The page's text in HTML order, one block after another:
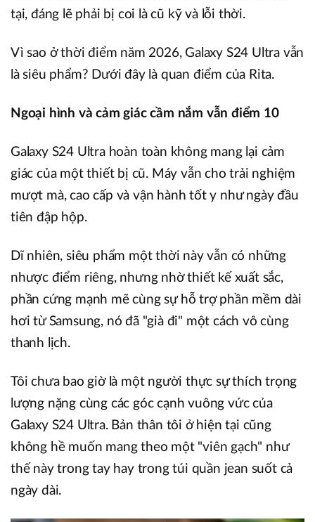
tại, đáng lẽ phải bị coi là cũ kỹ và lỗi thời.
Vì sao ở thời điểm năm 2026, Galaxy S24 Ultra vẫn
là siêu phẩm? Dưới đây là quan điểm của Rita.
Ngoại hình và cảm giác cầm nắm vẫn điểm 10
Galaxy S24 Ultra hoàn toàn không mang lại cảm
giác của một thiết bị cũ. Máy vẫn cho trải nghiệm
mượt mà, cao cấp và vận hành tốt y như ngày đầu
tiên đập hộp.
Dĩ nhiên, siêu phẩm một thời này vẫn có những
nhược điểm riêng, nhưng nhờ thiết kế xuất sắc,
phần cứng mạnh mẽ cùng sự hỗ trợ phần mềm dài
hơi từ Samsung, nó đã "già đi" một cách vô cùng
thanh lịch.
Tôi chưa bao giờ là một người thực sự thích trọng
lượng nặng cùng các góc cạnh vuông vức của
Galaxy S24 Ultra. Bản thân tôi ở hiện tại cũng
không hề muốn mang theo một "viên gạch" như
thế này trong tay hay trong túi quần jean suốt cả
ngày dài.